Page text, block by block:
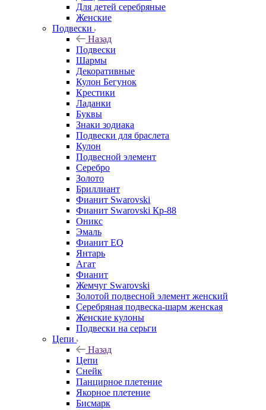
Для детей серебряные
Женские
Подвески
Назад
Подвески
Шармы
Декоративные
Кулон Бегунок
Крестики
Ладанки
Буквы
Знаки зодиака
Подвески для браслета
Кулон
Подвесной элемент
Серебро
Золото
Бриллиант
Фианит Swarovski
Фианит Swarovski Кр-88
Оникс
Эмаль
Фианит EQ
Янтарь
Агат
Фианит
Жемчуг Swarovski
Золотой подвесной элемент женcкий
Серебряная подвеска-шарм женская
Женские кулоны
Подвески на серьги
Цепи
Назад
Цепи
Снейк
Панцирное плетение
Якорное плетение
Бисмарк